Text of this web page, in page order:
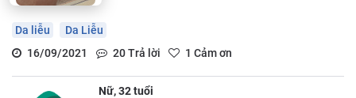
Da liễu
Da Liễu
16/09/2021
20Trả lời 1 Cảm ơn
Nữ, 32 tuổi